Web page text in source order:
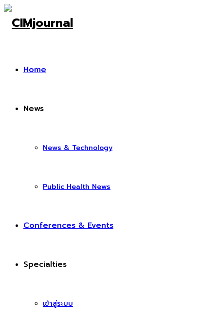
Home
News
News & Technology
Public Health News
Conferences & Events
Specialties
เข้าสู่ระบบ